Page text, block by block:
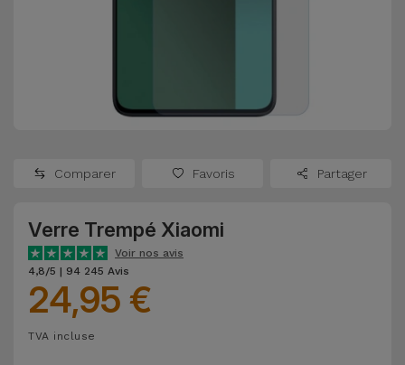
OnePlus
Google
Reconditionnés
Reconditionnés
Consoles de
Jeux
Reconditionnées
Voir
tout
Batteries
Chargeurs
Ecouteurs
et
Enceintes
Comparer Favoris Partager
Verre Trempé Xiaomi
Voir nos avis
4,8/5 | 94 245 Avis
24,95 €
TVA incluse